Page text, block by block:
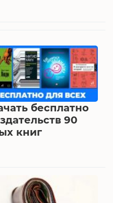
бесплатно
90
книг